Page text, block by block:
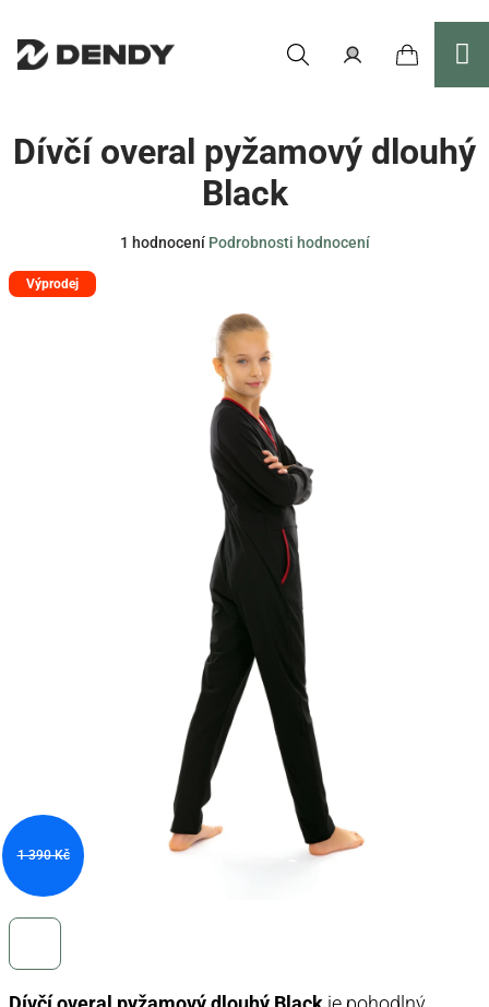
obsah
Nákupní
košík
Dívčí overal pyžamový dlouhý
Black
Průměrné
1 hodnocení Podrobnosti hodnocení
Výprodej
1 390 Kč